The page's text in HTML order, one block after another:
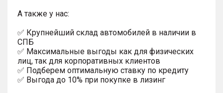
А также у нас:
✅ Крупнейший склад автомобилей в наличии в
СПБ
✅ Максимальные выгоды как для физических
лиц, так для корпоративных клиентов
✅ Подберем оптимальную ставку по кредиту
✅ Выгода до 10% при покупке в лизинг